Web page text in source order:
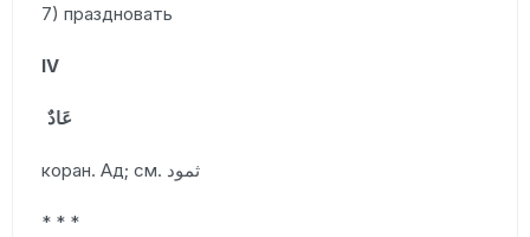
7) праздновать
IV
عَادٌ
коран. Ад; см. ثمود
* * *